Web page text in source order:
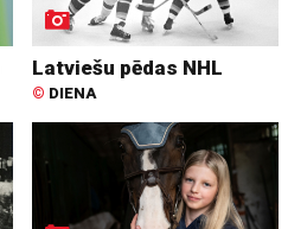
Latviešu pēdas NHL
© DIENA